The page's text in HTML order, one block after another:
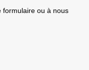
formulaire ou à nous